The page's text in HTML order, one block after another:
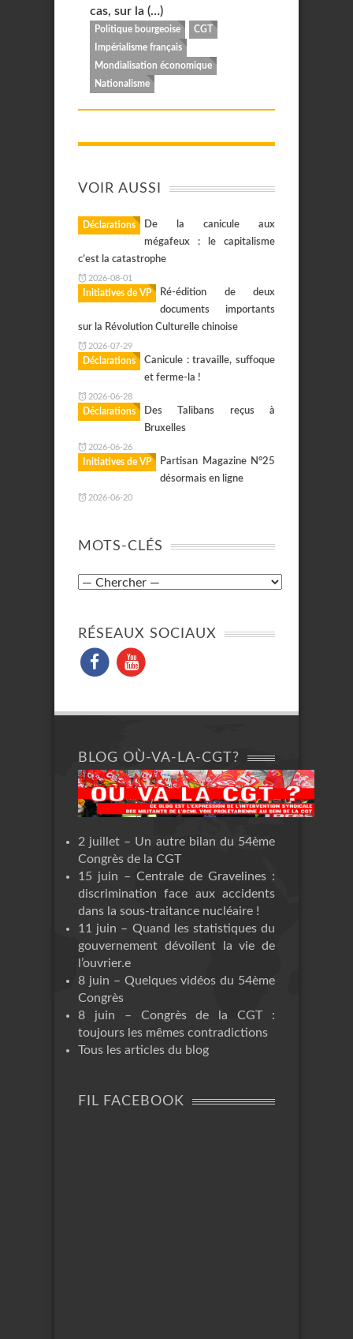
cas, sur la (…)
Politique bourgeoise
CGT
Impérialisme français
Mondialisation économique
Nationalisme
VOIR AUSSI
Déclarations
De la canicule aux
mégafeux : le capitalisme
c’est la catastrophe
2026-08-01
Initiatives de VP
Ré-édition de deux
documents importants
sur la Révolution Culturelle chinoise
2026-07-29
Déclarations
Canicule : travaille, suffoque
et ferme-la !
2026-06-28
Déclarations
Des Talibans reçus à
Bruxelles
2026-06-26
Initiatives de VP
Partisan Magazine N°25
désormais en ligne
2026-06-20
MOTS-CLÉS
RÉSEAUX SOCIAUX
BLOG OÙ-VA-LA-CGT?
2 juillet – Un autre bilan du 54ème
Congrès de la CGT
15 juin – Centrale de Gravelines :
discrimination face aux accidents
dans la sous-traitance nucléaire !
11 juin – Quand les statistiques du
gouvernement dévoilent la vie de
l’ouvrier.e
8 juin – Quelques vidéos du 54ème
Congrès
8 juin – Congrès de la CGT :
toujours les mêmes contradictions
Tous les articles du blog
FIL FACEBOOK